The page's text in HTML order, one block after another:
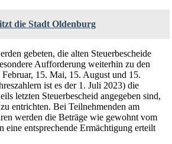
die Stadt Oldenburg
gebeten, die alten Steuerbescheide
Aufforderung weiterhin zu den
15. Mai, 15. August und 15.
ist es der 1. Juli 2023) die
letzten Steuerbescheid angegeben sind,
zu entrichten. Bei Teilnehmenden am
werden die Beträge wie gewohnt vom
eine entsprechende Ermächtigung erteilt